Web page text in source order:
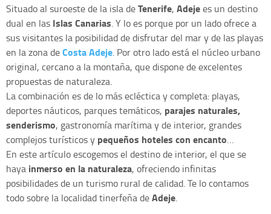
Situado al suroeste de la isla deTenerife, Adejees un destino
dual en las Islas Canarias. Y lo es porque por un lado ofrece a
sus visitantes la posibilidad de disfrutar del mar y de las playas
en la zona deCosta Adeje. Por otro lado está el núcleo urbano
original, cercano a la montaña, que dispone de excelentes
propuestas de naturaleza.
La combinación es de lo más ecléctica y completa: playas,
deportes náuticos, parques temáticos, parajes naturales,
senderismo, gastronomía marítima y de interior, grandes
complejos turísticos y pequeños hoteles con encanto…
En este artículo escogemos el destino de interior, el que se
haya inmerso en la naturaleza, ofreciendo infinitas
posibilidades de un turismo rural de calidad. Te lo contamos
todo sobre la localidad tinerfeña deAdeje.